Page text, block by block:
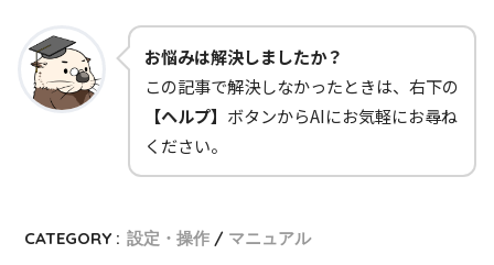
お悩みは解決しましたか？
この記事で解決しなかったときは、右下の
【ヘルプ】 ボタンからAIにお気軽にお尋ね
ください。
CATEGORY : 設定・操作 マニュアル